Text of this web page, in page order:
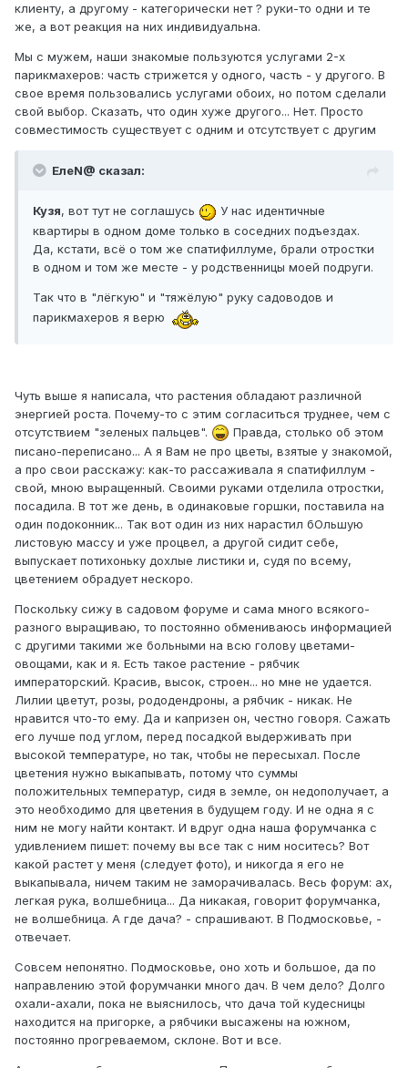
клиенту, а другому - категорически нет ? руки-то одни и те
же, а вот реакция на них индивидуальна.
Мы с мужем, наши знакомые пользуются услугами 2-х
парикмахеров: часть стрижется у одного, часть - у другого. В
свое время пользовались услугами обоих, но потом сделали
свой выбор. Сказать, что один хуже другого... Нет. Просто
совместимость существует с одним и отсутствует с другим
ЕлеN@ сказал:
Кузя, вот тут не соглашусь
У нас идентичные
квартиры в одном доме только в соседних подъездах.
Да, кстати, всё о том же спатифиллуме, брали отростки
в одном и том же месте - у родственницы моей подруги.
Так что в "лёгкую" и "тяжёлую" руку садоводов и
парикмахеров я верю
Чуть выше я написала, что растения обладают различной
энергией роста. Почему-то с этим согласиться труднее, чем с
отсутствием "зеленых пальцев".
Правда, столько об этом
писано-переписано... А я Вам не про цветы, взятые у знакомой,
а про свои расскажу: как-то рассаживала я спатифиллум -
свой, мною выращенный. Своими руками отделила отростки,
посадила. В тот же день, в одинаковые горшки, поставила на
один подоконник... Так вот один из них нарастил бОльшую
листовую массу и уже процвел, а другой сидит себе,
выпускает потихоньку дохлые листики и, судя по всему,
цветением обрадует нескоро.
Поскольку сижу в садовом форуме и сама много всякого-
разного выращиваю, то постоянно обмениваюсь информацией
с другими такими же больными на всю голову цветами-
овощами, как и я. Есть такое растение - рябчик
императорский. Красив, высок, строен... но мне не удается.
Лилии цветут, розы, рододендроны, а рябчик - никак. Не
нравится что-то ему. Да и капризен он, честно говоря. Сажать
его лучше под углом, перед посадкой выдерживать при
высокой температуре, но так, чтобы не пересыхал. После
цветения нужно выкапывать, потому что суммы
положительных температур, сидя в земле, он недополучает, а
это необходимо для цветения в будущем году. И не одна я с
ним не могу найти контакт. И вдруг одна наша форумчанка с
удивлением пишет: почему вы все так с ним носитесь? Вот
какой растет у меня (следует фото), и никогда я его не
выкапывала, ничем таким не заморачивалась. Весь форум: ах,
легкая рука, волшебница... Да никакая, говорит форумчанка,
не волшебница. А где дача? - спрашивают. В Подмосковье, -
отвечает.
Совсем непонятно. Подмосковье, оно хоть и большое, да по
направлению этой форумчанки много дач. В чем дело? Долго
охали-ахали, пока не выяснилось, что дача той кудесницы
находится на пригорке, а рябчики высажены на южном,
постоянно прогреваемом, склоне. Вот и все.